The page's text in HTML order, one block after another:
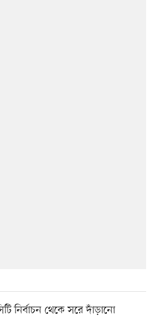
নির্বাচন থেকে সরে দাঁড়ানো